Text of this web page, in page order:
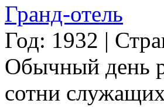
Гранд-отель
Год: 1932 |
Обычный день
сотни